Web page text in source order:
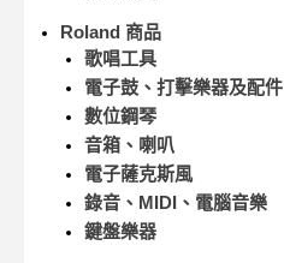
Roland 商品
歌唱工具
電子鼓、打擊樂器及配件
數位鋼琴
音箱、喇叭
電子薩克斯風
錄音、MIDI、電腦音樂
鍵盤樂器